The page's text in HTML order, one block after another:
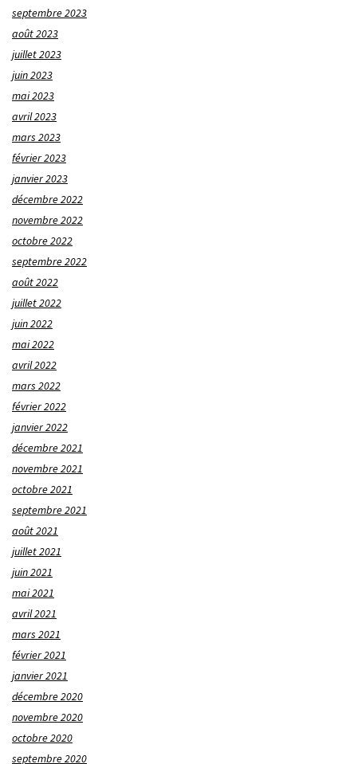
septembre 2023
août 2023
juillet 2023
juin 2023
mai 2023
avril 2023
mars 2023
février 2023
janvier 2023
décembre 2022
novembre 2022
octobre 2022
septembre 2022
août 2022
juillet 2022
juin 2022
mai 2022
avril 2022
mars 2022
février 2022
janvier 2022
décembre 2021
novembre 2021
octobre 2021
septembre 2021
août 2021
juillet 2021
juin 2021
mai 2021
avril 2021
mars 2021
février 2021
janvier 2021
décembre 2020
novembre 2020
octobre 2020
septembre 2020